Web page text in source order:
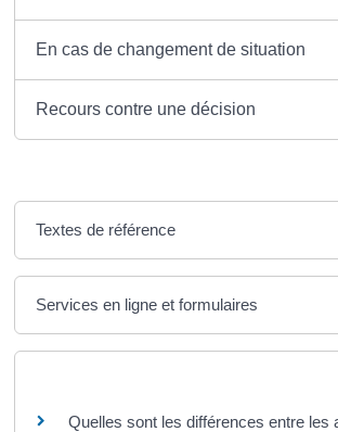
En cas de changement de situation
Recours contre une décision
Textes de référence
Services en ligne et formulaires
Quelles sont les différences entre les